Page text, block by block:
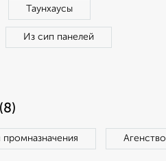
Таунхаусы
Из сип панелей
промназначения Агенство